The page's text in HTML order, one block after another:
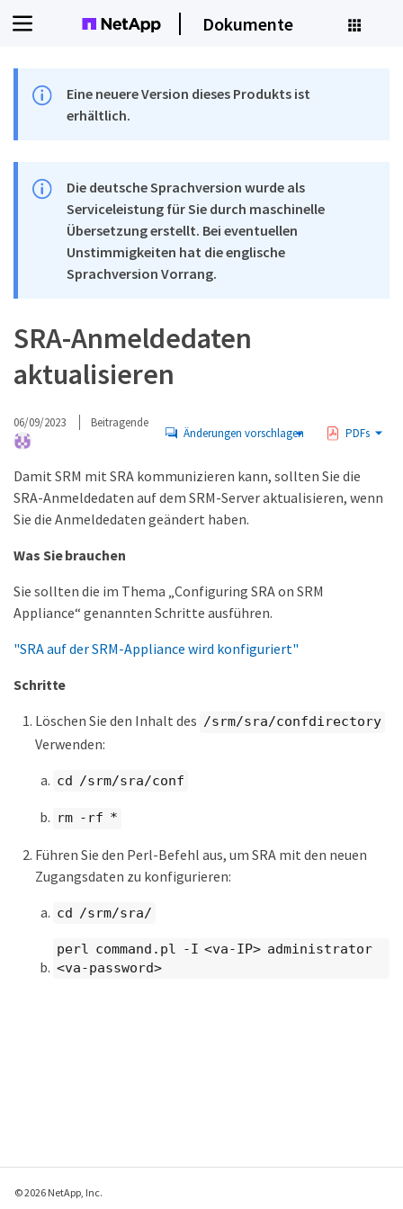
Dokumente
Eine neuere Version dieses Produkts ist
erhältlich.
Die deutsche Sprachversion wurde als
Serviceleistung für Sie durch maschinelle
Übersetzung erstellt. Bei eventuellen
Unstimmigkeiten hat die englische
Sprachversion Vorrang.
SRA-Anmeldedaten
aktualisieren
06/09/2023 Beitragende
Änderungen vorschlagen PDFs
Damit SRM mit SRA kommunizieren kann, sollten Sie die
SRA-Anmeldedaten auf dem SRM-Server aktualisieren, wenn
Sie die Anmeldedaten geändert haben.
Was Sie brauchen
Sie sollten die im Thema „Configuring SRA on SRM
Appliance“ genannten Schritte ausführen.
"SRA auf der SRM-Appliance wird konfiguriert"
Schritte
Löschen Sie den Inhalt des /srm/sra/confdirectory
Verwenden:
cd /srm/sra/conf
rm -rf *
Führen Sie den Perl-Befehl aus, um SRA mit den neuen
Zugangsdaten zu konfigurieren:
cd /srm/sra/
perl command.pl -I <va-IP> administrator
<va-password>
© 2026 NetApp, Inc.